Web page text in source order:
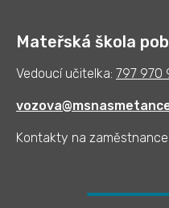
Mateřská škola
Vedoucí učitelka: 797 970
Kontakty na zaměstnance